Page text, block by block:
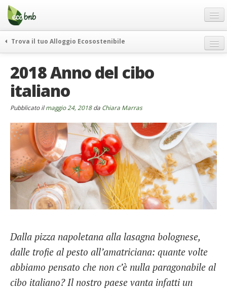
Menu
Salta
contenuto
Offerte Speciali
Regali
FAQ
Chi Siamo
Partner
Contatti
Italiano
German
English
French
Italiano
Trova il tuo Alloggio Ecosostenibile
itinerari
curiosità
vivere e viaggiare verde
ecohotel
rassegna stampa
2018 Anno del cibo
italiano
Pubblicato ilmaggio 24, 2018da Chiara Marras
Dalla pizza napoletana alla lasagna bolognese,
dalle trofie al pesto all’amatriciana: quante volte
abbiamo pensato che non c’è nulla paragonabile al
cibo italiano? Il nostro paese vanta infatti un